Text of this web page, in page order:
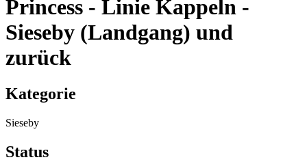
Princess - Linie Kappeln -
Sieseby (Landgang) und
zurück
Kategorie
Sieseby
Status